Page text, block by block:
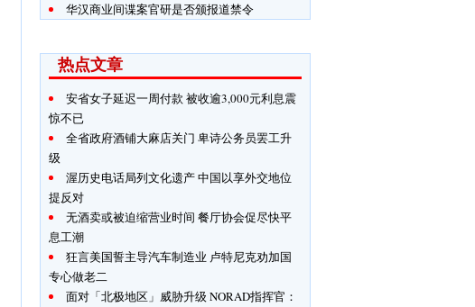
华汉商业间谍案官研是否颁报道禁令
热点文章
安省女子延迟一周付款 被收逾3,000元利息震
惊不已
全省政府酒铺大麻店关门 卑诗公务员罢工升
级
渥历史电话局列文化遗产 中国以享外交地位
提反对
无酒卖或被迫缩营业时间 餐厅协会促尽快平
息工潮
狂言美国誓主导汽车制造业 卢特尼克劝加国
专心做老二
面对「北极地区」威胁升级 NORAD指挥官：